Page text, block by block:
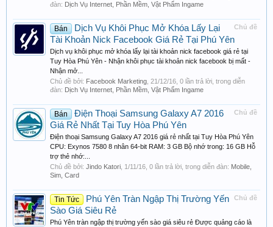
đàn: Dịch Vụ Internet, Phần Mềm, Vật Phẩm Ingame
Chủ đề
Bán
Dịch Vụ Khôi Phục Mở Khóa Lấy Lại
Tài Khoản Nick Facebook Giá Rẻ Tại Phú Yên
Dịch vụ khôi phục mở khóa lấy lại tài khoản nick facebook giá rẻ tại
Tuy Hòa Phú Yên - Nhận khôi phục tài khoản nick facebook bị mất -
Nhận mở...
Chủ đề bởi: Facebook Marketing 21/12/16 , 0 lần trả lời, trong diễn
đàn: Dịch Vụ Internet, Phần Mềm, Vật Phẩm Ingame
Chủ đề
Bán
Điện Thoại Samsung Galaxy A7 2016
Giá Rẻ Nhất Tại Tuy Hòa Phú Yên
Điện thoại Samsung Galaxy A7 2016 giá rẻ nhất tại Tuy Hòa Phú Yên
CPU: Exynos 7580 8 nhân 64-bit RAM: 3 GB Bộ nhớ trong: 16 GB Hỗ
trợ thẻ nhớ:...
Chủ đề bởi: Jindo Katori 1/11/16 , 0 lần trả lời, trong diễn đàn: Mobile,
Sim, Card
Chủ đề
Tin Tức
Phú Yên Tràn Ngập Thị Trường Yến
Sào Giá Siêu Rẻ
Phú Yên tràn ngập thị trường yến sào giá siêu rẻ Được quảng cáo là